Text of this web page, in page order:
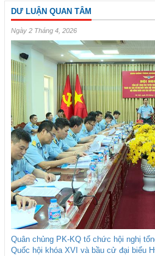
DƯ LUẬN QUAN TÂM
Ngày 2 Tháng 4, 2026
Quân chủng PK-KQ tổ chức hội nghị
Quốc hội khóa XVI và bầu cử đại biểu